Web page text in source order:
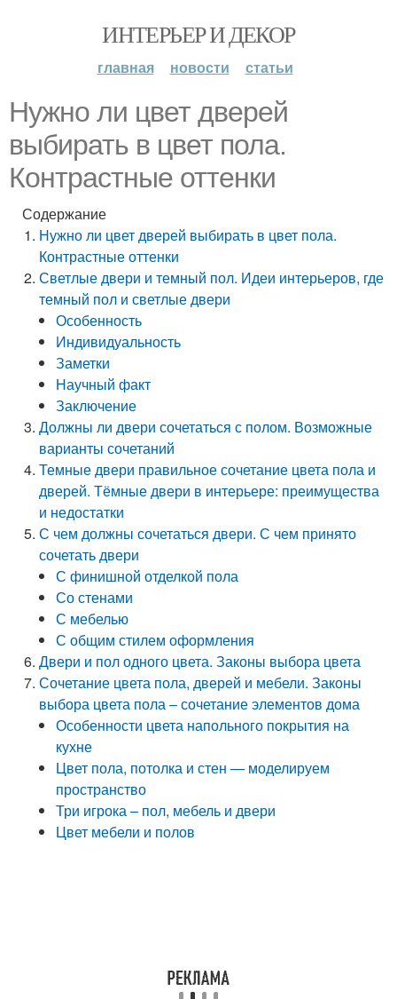
ИНТЕРЬЕР И ДЕКОР
главная новости статьи
Нужно ли цвет дверей
выбирать в цвет пола.
Контрастные оттенки
Содержание
Нужно ли цвет дверей выбирать в цвет пола.
Контрастные оттенки
Светлые двери и темный пол. Идеи интерьеров, где
темный пол и светлые двери
Особенность
Индивидуальность
Заметки
Научный факт
Заключение
Должны ли двери сочетаться с полом. Возможные
варианты сочетаний
Темные двери правильное сочетание цвета пола и
дверей. Тёмные двери в интерьере: преимущества
и недостатки
С чем должны сочетаться двери. С чем принято
сочетать двери
С финишной отделкой пола
Со стенами
С мебелью
С общим стилем оформления
Двери и пол одного цвета. Законы выбора цвета
Сочетание цвета пола, дверей и мебели. Законы
выбора цвета пола – сочетание элементов дома
Особенности цвета напольного покрытия на
кухне
Цвет пола, потолка и стен — моделируем
пространство
Три игрока – пол, мебель и двери
Цвет мебели и полов